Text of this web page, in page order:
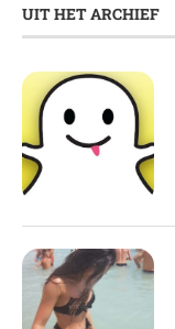
UIT HET ARCHIEF